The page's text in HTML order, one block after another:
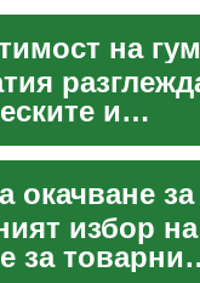
Този
кои
и
и
Ще
в... избор на
за товарни